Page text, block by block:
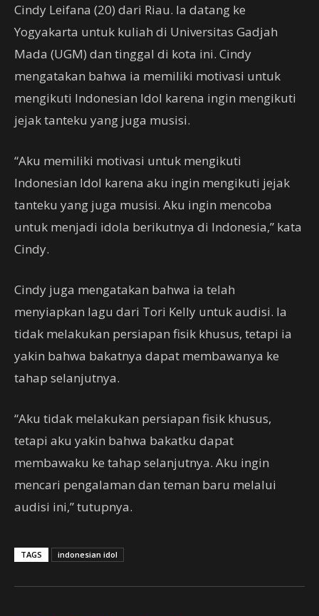
Cindy Leifana (20) dari Riau. Ia datang ke
Yogyakarta untuk kuliah di Universitas Gadjah
Mada (UGM) dan tinggal di kota ini. Cindy
mengatakan bahwa ia memiliki motivasi untuk
mengikuti Indonesian Idol karena ingin mengikuti
jejak tanteku yang juga musisi.
“Aku memiliki motivasi untuk mengikuti
Indonesian Idol karena aku ingin mengikuti jejak
tanteku yang juga musisi. Aku ingin mencoba
untuk menjadi idola berikutnya di Indonesia,” kata
Cindy.
Cindy juga mengatakan bahwa ia telah
menyiapkan lagu dari Tori Kelly untuk audisi. Ia
tidak melakukan persiapan fisik khusus, tetapi ia
yakin bahwa bakatnya dapat membawanya ke
tahap selanjutnya.
“Aku tidak melakukan persiapan fisik khusus,
tetapi aku yakin bahwa bakatku dapat
membawaku ke tahap selanjutnya. Aku ingin
mencari pengalaman dan teman baru melalui
audisi ini,” tutupnya.
TAGS indonesian idol